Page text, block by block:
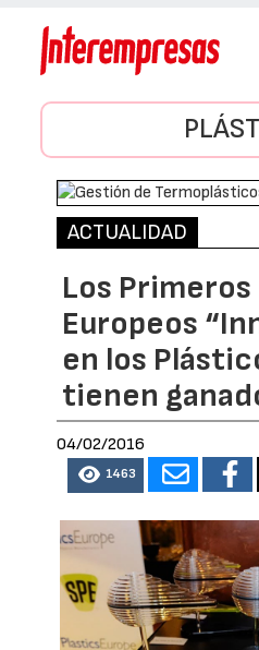
ACTUALIDAD
Los
Europeos
en los
tienen
04/02/2016
1463